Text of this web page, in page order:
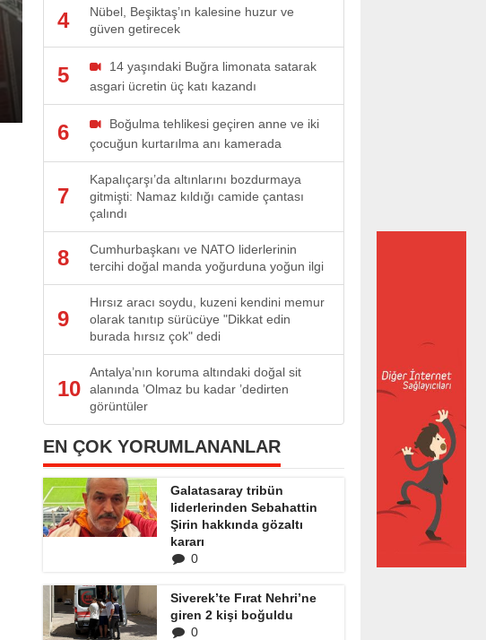
4
Nübel, Beşiktaş’ın kalesine huzur ve
güven getirecek
5
14 yaşındaki Buğra limonata satarak
asgari ücretin üç katı kazandı
6
Boğulma tehlikesi geçiren anne ve iki
çocuğun kurtarılma anı kamerada
7
Kapalıçarşı’da altınlarını bozdurmaya
gitmişti: Namaz kıldığı camide çantası
çalındı
8
Cumhurbaşkanı ve NATO liderlerinin
tercihi doğal manda yoğurduna yoğun ilgi
9
Hırsız aracı soydu, kuzeni kendini memur
olarak tanıtıp sürücüye "Dikkat edin
burada hırsız çok" dedi
10
Antalya’nın koruma altındaki doğal sit
alanında ’Olmaz bu kadar ’dedirten
görüntüler
EN ÇOK YORUMLANANLAR
Galatasaray tribün
liderlerinden Sebahattin
Şirin hakkında gözaltı
kararı
0
Siverek’te Fırat Nehri’ne
giren 2 kişi boğuldu
0